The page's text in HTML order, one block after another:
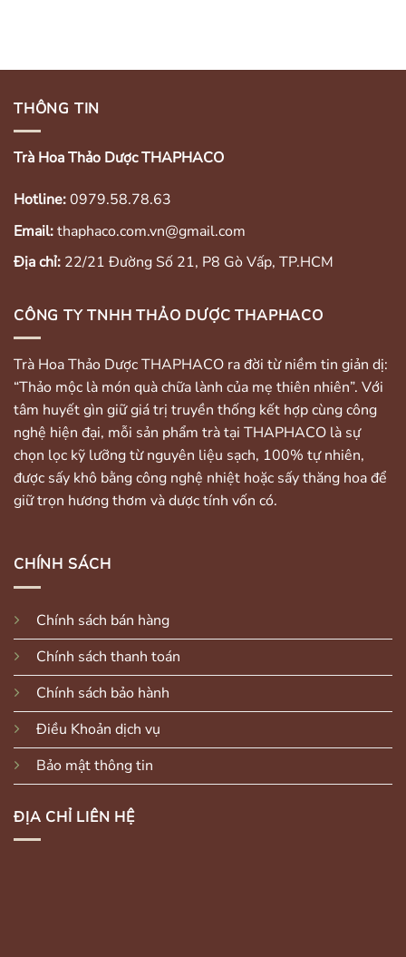
THÔNG TIN
Trà Hoa Thảo Dược THAPHACO
Hotline:0979.58.78.63
Email:thaphaco.com.vn@gmail.com
Địa chỉ: 22/21 Đường Số 21, P8 Gò Vấp, TP.HCM
CÔNG TY TNHH THẢO DƯỢC THAPHACO
Trà Hoa Thảo Dược THAPHACO ra đời từ niềm tin giản dị:
“Thảo mộc là món quà chữa lành của mẹ thiên nhiên”. Với
tâm huyết gìn giữ giá trị truyền thống kết hợp cùng công
nghệ hiện đại, mỗi sản phẩm trà tại THAPHACO là sự
chọn lọc kỹ lưỡng từ nguyên liệu sạch, 100% tự nhiên,
được sấy khô bằng công nghệ nhiệt hoặc sấy thăng hoa để
giữ trọn hương thơm và dược tính vốn có.
CHÍNH SÁCH
Chính sách bán hàng
Chính sách thanh toán
Chính sách bảo hành
Điều Khoản dịch vụ
Bảo mật thông tin
ĐỊA CHỈ LIÊN HỆ